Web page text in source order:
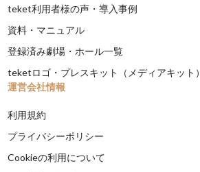
teket利用者様の声・導入事例
資料・マニュアル
登録済み劇場・ホール一覧
teketロゴ・プレスキット（メディアキット）
運営会社情報
利用規約
プライバシーポリシー
Cookieの利用について